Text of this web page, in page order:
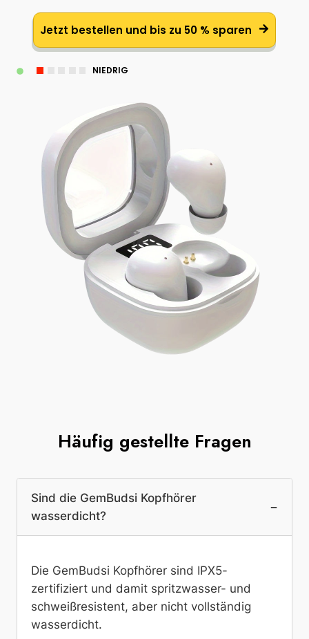
Jetzt bestellen und bis zu 50 % sparen
NIEDRIG
Häufig gestellte Fragen
Sind die GemBudsi Kopfhörer
wasserdicht?
−
Die GemBudsi Kopfhörer sind IPX5-
zertifiziert und damit spritzwasser- und
schweißresistent, aber nicht vollständig
wasserdicht.